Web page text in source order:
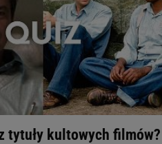
tytuły kultowych filmów?